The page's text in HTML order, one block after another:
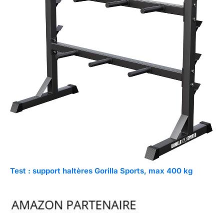
Test : support haltères Gorilla Sports, max 400 kg